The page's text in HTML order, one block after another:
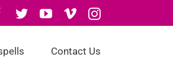
Facebook
TwitterYouTube
VimeoInstagram
Contact Us